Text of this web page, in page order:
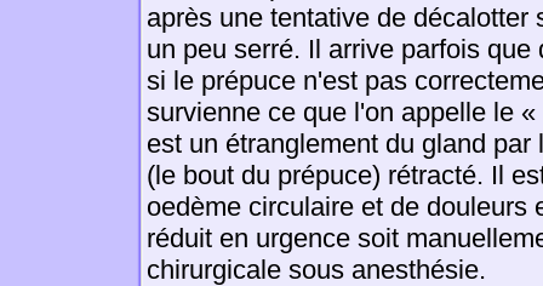
après une tentative de décalotter
un peu serré. Il arrive parfois
si le prépuce n'est pas
survienne ce que l'on appelle le
est un étranglement du gland par
(le bout du prépuce) rétracté. Il
oedème circulaire et de douleurs
réduit en urgence soit
chirurgicale sous anesthésie.